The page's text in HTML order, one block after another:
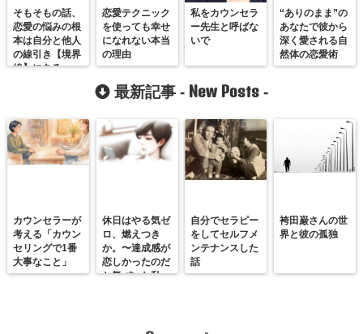
そもそもの話、
恋愛の悩みの根
本は自分と他人
の線引き【境界
線】にある。
恋愛テクニック
を使っても幸せ
になれない本当
の理由
私をカウンセラ
ー先生と呼ばな
いで
“ありのまま”の
あなたで彼から
深く愛される自
然体の恋愛術
最新記事 - New Posts -
カウンセラーが
考える「カウン
セリングで1番
大事なこと」
休日はやる気ゼ
ロ、燃えつき
か。〜達成感が
恋しかったのだ
と気づいた私
自分でセラピー
をしてセルフメ
ンテナンスした
話
袴田巌さんの世
界と彼の孤独